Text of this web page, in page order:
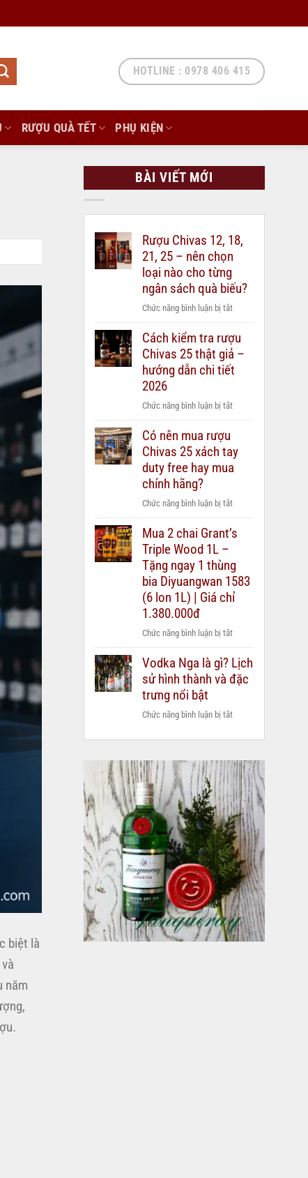
HOTLINE : 0978 406 415
RƯỢU QUÀ TẾT PHỤ KIỆN
biệt là
năm
BÀI VIẾT MỚI
Rượu Chivas 12, 18,
21, 25 – nên chọn
loại nào cho từng
ngân sách quà biếu?
Chức năng bình luận bị tắtở
Chivas
12,
18,
–
loại
nào
Cách kiểm tra rượu
Chivas 25 thật giả –
hướng dẫn chi tiết
2026
Chức năng bình luận bị tắtở
tra
rượu
thật
–
dẫn
chi
tiết
Có nên mua rượu
Chivas 25 xách tay
duty free hay mua
chính hãng?
Chức năng bình luận bị tắtở
nên
rượu
Chivas
25
xách
duty
hay
mua
Mua 2 chai Grant’s
Triple Wood 1L –
Tặng ngay 1 thùng
bia Diyuangwan 1583
(6 lon 1L) | Giá chỉ
1.380.000đ
Chức năng bình luận bị tắtở
chai
Wood
Tặng
ngay
1
thùng
bia
Diyuangwan
1583
(6
lon
1L)
|
Giá
chỉ
Vodka Nga là gì? Lịch
sử hình thành và đặc
trưng nổi bật
Chức năng bình luận bị tắtở
gì?
Lịch
sử
hình
thành
và
đặc
trưng
nổi
bật